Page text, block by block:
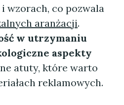
wzorach, co pozwala
aranżacji.
w utrzymaniu
aspekty
atuty, które warto
reklamowych.